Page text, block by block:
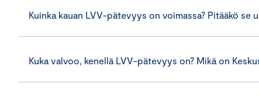
Kuinka kauan LVV-pätevyys on voimassa? Pitääkö se
Kuka valvoo, kenellä LVV-pätevyys on? Mikä on